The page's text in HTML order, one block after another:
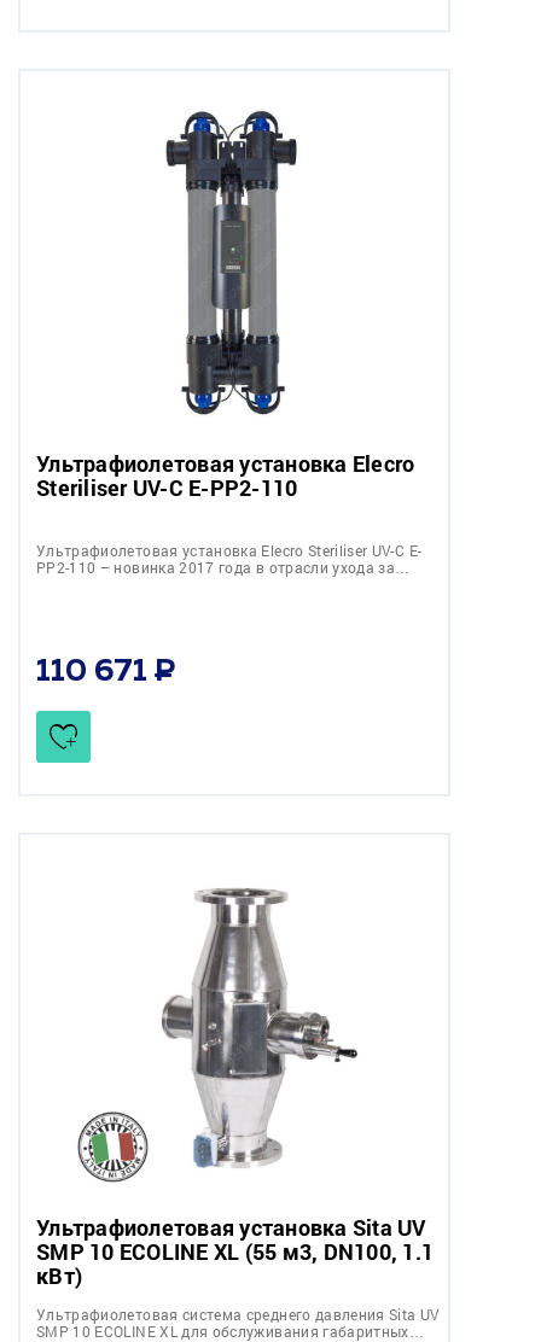
Ультрафиолетовая установка Elecro
Steriliser UV-C E-PP2-110
Ультрафиолетовая установка Elecro Steriliser UV-C E-
PP2-110 – новинка 2017 года в отрасли ухода за…
110 671
Ультрафиолетовая установка Sita UV
SMP 10 ECOLINE XL (55 м3, DN100, 1.1
кВт)
Ультрафиолетовая система среднего давления Sita UV
SMP 10 ECOLINE XL для обслуживания габаритных…